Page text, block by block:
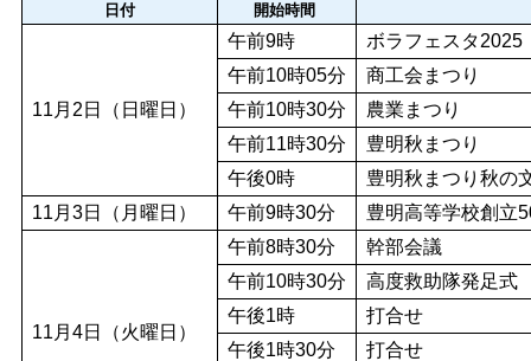
日付 開始時間
11月2日（日曜日）
午前9時
ボラフェスタ2025
午前10時05分
商工会まつり
午前10時30分
農業まつり
午前11時30分
豊明秋まつり
午後0時
豊明秋まつり秋の
11月3日（月曜日）
午前9時30分 豊明高等学校創立
11月4日（火曜日）
午前8時30分
幹部会議
午前10時30分
高度救助隊発足式
午後1時
打合せ
午後1時30分
打合せ